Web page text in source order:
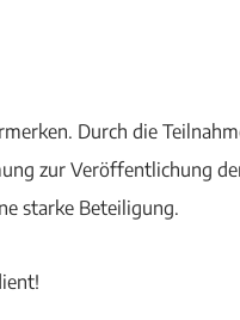
Durch die
zur Veröffentlichung
starke Beteiligung.